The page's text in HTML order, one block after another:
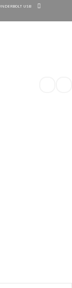
USB